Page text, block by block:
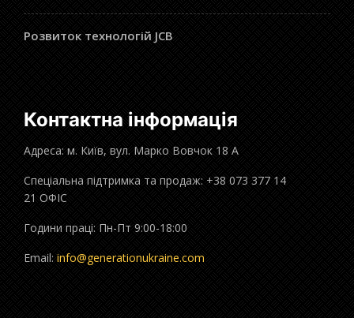
Розвиток технологій JCB
Контактна інформація
Адреса: м. Київ, вул. Марко Вовчок 18 А
Спеціальна підтримка та продаж: +38 073 377 14
21 ОФІС
Години праці: Пн-Пт 9:00-18:00
Email: info@generationukraine.com